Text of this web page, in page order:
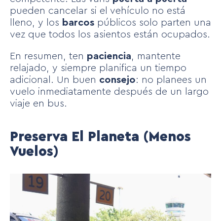
pueden cancelar si el vehículo no está
lleno, y los barcos públicos solo parten una
vez que todos los asientos están ocupados.
En resumen, ten paciencia , mantente
relajado, y siempre planifica un tiempo
adicional. Un buen consejo: no planees un
vuelo inmediatamente después de un largo
viaje en bus.
Preserva El Planeta (menos
Vuelos)